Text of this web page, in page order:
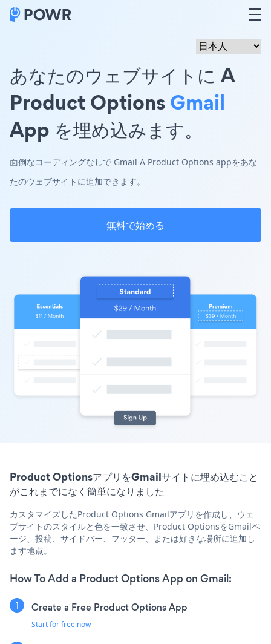
あなたのウェブサイトに A
Product OptionsGmail
App を埋め込みます。
面倒なコーディングなしで Gmail A Product Options appをあな
たのウェブサイトに追加できます。
無料で始める
Product OptionsアプリをGmailサイトに埋め込むこと
がこれまでになく簡単になりました
カスタマイズしたProduct Options Gmailアプリを作成し、ウェ
ブサイトのスタイルと色を一致させ、Product OptionsをGmailペ
ージ、投稿、サイドバー、フッター、または好きな場所に追加し
ます地点。
How To Add a Product Options App on Gmail:
Create a Free Product Options App
Start for free now